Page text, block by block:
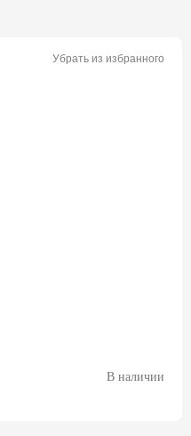
Убрать из избранного
В наличии